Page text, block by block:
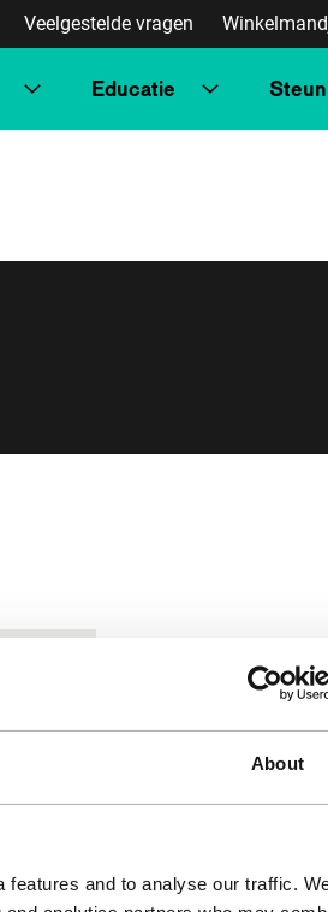
About
and to analyse our traffic.
Veelgestelde vragen
Educatie Steun